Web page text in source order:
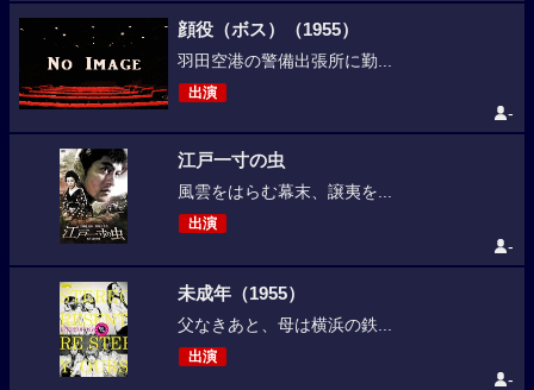
顔役（ボス）（1955）
羽田空港の警備出張所に勤...
出演
-
江戸一寸の虫
風雲をはらむ幕末、譲夷を...
出演
-
未成年（1955）
父なきあと、母は横浜の鉄...
出演
-